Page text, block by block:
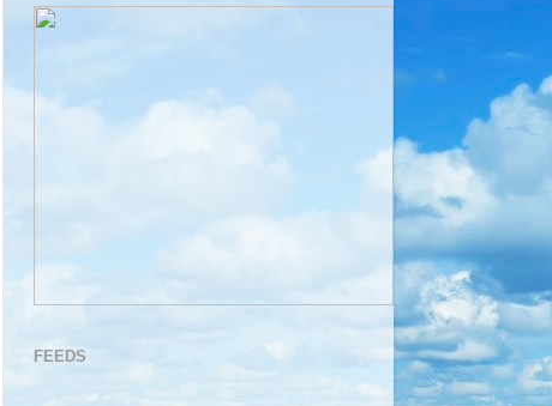
FEEDS